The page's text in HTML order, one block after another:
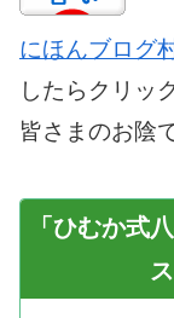
にほんブログ
したらクリッ
皆さまのお陰
「ひむか式